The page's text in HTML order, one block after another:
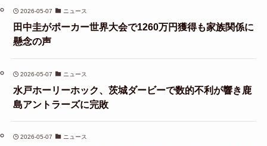
2026-05-07 ニュース
田中圭がポーカー世界大会で1260万円獲得も家族関係に
懸念の声
2026-05-07 ニュース
水戸ホーリーホック、茨城ダービーで数的不利が響き鹿
島アントラーズに完敗
2026-05-07 ニュース